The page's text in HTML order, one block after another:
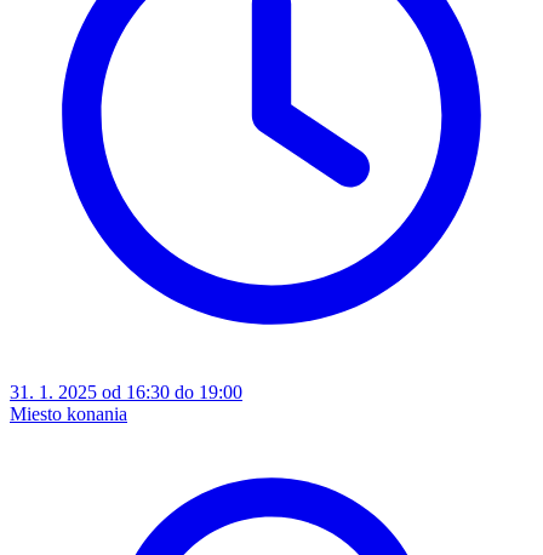
31. 1. 2025 od 16:30 do 19:00
Miesto konania